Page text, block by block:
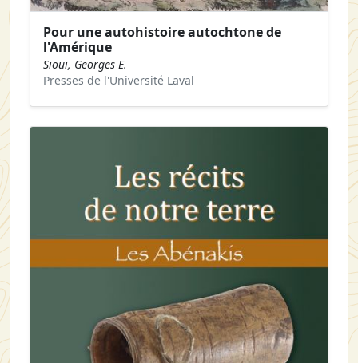
Pour une autohistoire autochtone de
l'Amérique
Sioui, Georges E.
Presses de l'Université Laval